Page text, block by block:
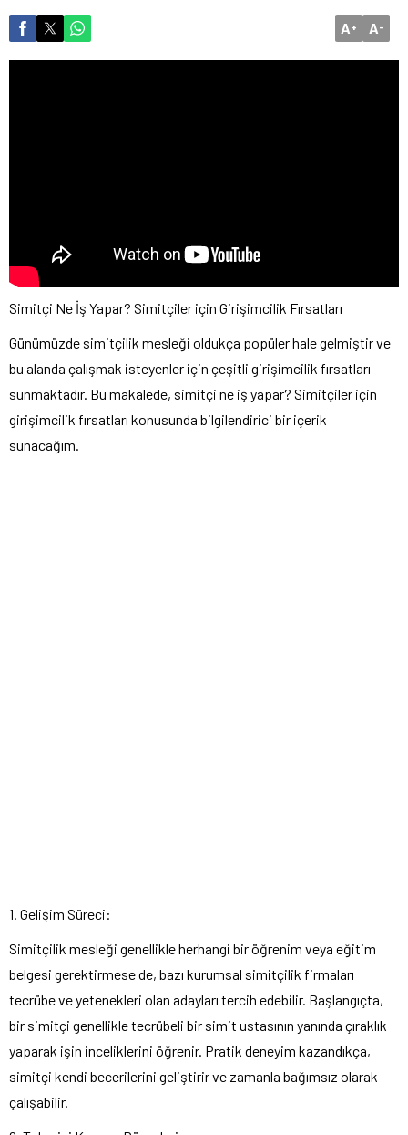
A+ A-
Simitçi Ne İş Yapar? Simitçiler için Girişimcilik Fırsatları
Günümüzde simitçilik mesleği oldukça popüler hale gelmiştir ve
bu alanda çalışmak isteyenler için çeşitli girişimcilik fırsatları
sunmaktadır. Bu makalede, simitçi ne iş yapar? Simitçiler için
girişimcilik fırsatları konusunda bilgilendirici bir içerik
sunacağım.
1. Gelişim Süreci:
Simitçilik mesleği genellikle herhangi bir öğrenim veya eğitim
belgesi gerektirmese de, bazı kurumsal simitçilik firmaları
tecrübe ve yetenekleri olan adayları tercih edebilir. Başlangıçta,
bir simitçi genellikle tecrübeli bir simit ustasının yanında çıraklık
yaparak işin inceliklerini öğrenir. Pratik deneyim kazandıkça,
simitçi kendi becerilerini geliştirir ve zamanla bağımsız olarak
çalışabilir.